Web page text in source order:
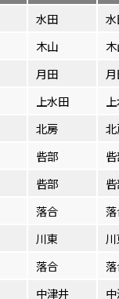
水田
木山
月田
上水田
北房
呰部
呰部
落合
川東
落合
中津井